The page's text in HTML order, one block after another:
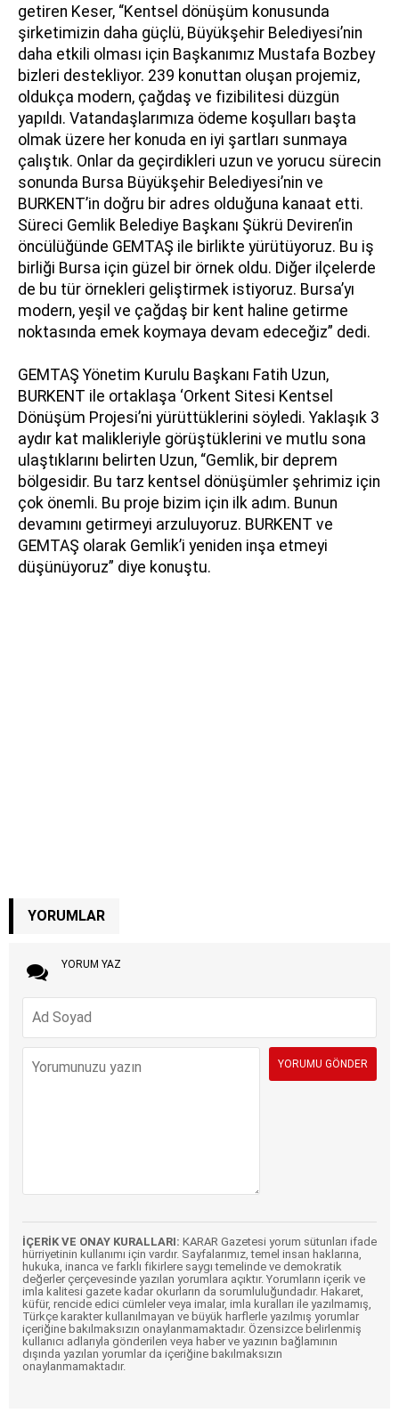
getiren Keser, “Kentsel dönüşüm konusunda
şirketimizin daha güçlü, Büyükşehir Belediyesi’nin
daha etkili olması için Başkanımız Mustafa Bozbey
bizleri destekliyor. 239 konuttan oluşan projemiz,
oldukça modern, çağdaş ve fizibilitesi düzgün
yapıldı. Vatandaşlarımıza ödeme koşulları başta
olmak üzere her konuda en iyi şartları sunmaya
çalıştık. Onlar da geçirdikleri uzun ve yorucu sürecin
sonunda Bursa Büyükşehir Belediyesi’nin ve
BURKENT’in doğru bir adres olduğuna kanaat etti.
Süreci Gemlik Belediye Başkanı Şükrü Deviren’in
öncülüğünde GEMTAŞ ile birlikte yürütüyoruz. Bu iş
birliği Bursa için güzel bir örnek oldu. Diğer ilçelerde
de bu tür örnekleri geliştirmek istiyoruz. Bursa’yı
modern, yeşil ve çağdaş bir kent haline getirme
noktasında emek koymaya devam edeceğiz” dedi.
GEMTAŞ Yönetim Kurulu Başkanı Fatih Uzun,
BURKENT ile ortaklaşa ‘Orkent Sitesi Kentsel
Dönüşüm Projesi’ni yürüttüklerini söyledi. Yaklaşık 3
aydır kat malikleriyle görüştüklerini ve mutlu sona
ulaştıklarını belirten Uzun, “Gemlik, bir deprem
bölgesidir. Bu tarz kentsel dönüşümler şehrimiz için
çok önemli. Bu proje bizim için ilk adım. Bunun
devamını getirmeyi arzuluyoruz. BURKENT ve
GEMTAŞ olarak Gemlik’i yeniden inşa etmeyi
düşünüyoruz” diye konuştu.
YORUMLAR
YORUM YAZ
İÇERİK VE ONAY KURALLARI: KARAR Gazetesi yorum sütunları ifade
hürriyetinin kullanımı için vardır. Sayfalarımız, temel insan haklarına,
hukuka, inanca ve farklı fikirlere saygı temelinde ve demokratik
değerler çerçevesinde yazılan yorumlara açıktır. Yorumların içerik ve
imla kalitesi gazete kadar okurların da sorumluluğundadır. Hakaret,
küfür, rencide edici cümleler veya imalar, imla kuralları ile yazılmamış,
Türkçe karakter kullanılmayan ve büyük harflerle yazılmış yorumlar
içeriğine bakılmaksızın onaylanmamaktadır. Özensizce belirlenmiş
kullanıcı adlarıyla gönderilen veya haber ve yazının bağlamının
dışında yazılan yorumlar da içeriğine bakılmaksızın
onaylanmamaktadır.